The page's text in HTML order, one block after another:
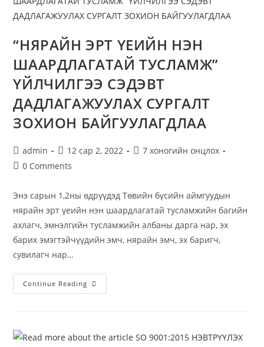
“НЯРАЙН ЭРТ ҮЕИЙН НЭН
ШААРДЛАГАТАЙ ТУСЛАМЖ”
ҮЙЛЧИЛГЭЭ СЭДЭВТ
ДАДЛАГАЖУУЛАХ СУРГАЛТ
ЗОХИОН БАЙГУУЛАГДЛАА
admin 12 сар 2, 2022
7 хоногийн онцлох
0 Comments
Энэ сарын 1,2ны өдрүүдэд Төвийн бүсийн аймгуудын
нярайн эрт үеийн нэн шаардлагатай тусламжийн багийн
ахлагч, эмнэлгийн тусламжийн албаны дарга нар, эх
барих эмэгтэйчүүдийн эмч, нярайн эмч, эх баригч,
сувилагч нар…
Continue Reading